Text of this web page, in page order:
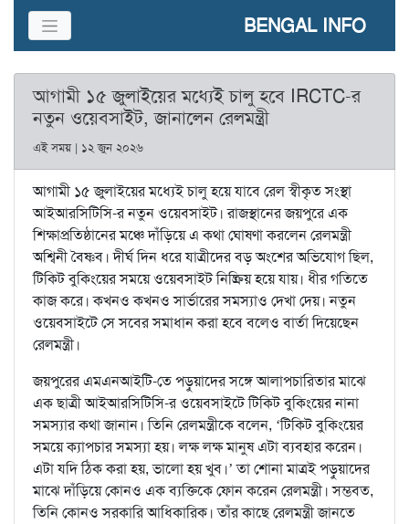
BENGAL INFO
আগামী ১৫ জুলাইয়ের মধ্যেই চালু হবে IRCTC-র
নতুন ওয়েবসাইট, জানালেন রেলমন্ত্রী
এই সময় | ১২ জুন ২০২৬
আগামী ১৫ জুলাইয়ের মধ্যেই চালু হয়ে যাবে রেল স্বীকৃত সংস্থা
আইআরসিটিসি-র নতুন ওয়েবসাইট। রাজস্থানের জয়পুরে এক
শিক্ষাপ্রতিষ্ঠানের মঞ্চে দাঁড়িয়ে এ কথা ঘোষণা করলেন রেলমন্ত্রী
অশ্বিনী বৈষ্ণব। দীর্ঘ দিন ধরে যাত্রীদের বড় অংশের অভিযোগ ছিল,
টিকিট বুকিংয়ের সময়ে ওয়েবসাইট নিষ্ক্রিয় হয়ে যায়। ধীর গতিতে
কাজ করে। কখনও কখনও সার্ভারের সমস্যাও দেখা দেয়। নতুন
ওয়েবসাইটে সে সবের সমাধান করা হবে বলেও বার্তা দিয়েছেন
রেলমন্ত্রী।
জয়পুরের এমএনআইটি-তে পড়ুয়াদের সঙ্গে আলাপচারিতার মাঝে
এক ছাত্রী আইআরসিটিসি-র ওয়েবসাইটে টিকিট বুকিংয়ের নানা
সমস্যার কথা জানান। তিনি রেলমন্ত্রীকে বলেন, ‘টিকিট বুকিংয়ের
সময়ে ক্যাপচার সমস্যা হয়। লক্ষ লক্ষ মানুষ এটা ব্যবহার করেন।
এটা যদি ঠিক করা হয়, ভালো হয় খুব।’ তা শোনা মাত্রই পড়ুয়াদের
মাঝে দাঁড়িয়ে কোনও এক ব্যক্তিকে ফোন করেন রেলমন্ত্রী। সম্ভবত,
তিনি কোনও সরকারি আধিকারিক। তাঁর কাছে রেলমন্ত্রী জানতে